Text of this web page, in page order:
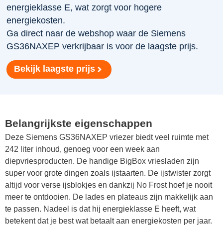
energieklasse E, wat zorgt voor hogere
energiekosten.
Ga direct naar de webshop waar de Siemens
GS36NAXEP verkrijbaar is voor de laagste prijs.
Bekijk laagste prijs
Belangrijkste eigenschappen
Deze Siemens GS36NAXEP vriezer biedt veel ruimte met
242 liter inhoud, genoeg voor een week aan
diepvriesproducten. De handige BigBox vriesladen zijn
super voor grote dingen zoals ijstaarten. De ijstwister zorgt
altijd voor verse ijsblokjes en dankzij No Frost hoef je nooit
meer te ontdooien. De lades en plateaus zijn makkelijk aan
te passen. Nadeel is dat hij energieklasse E heeft, wat
betekent dat je best wat betaalt aan energiekosten per jaar.